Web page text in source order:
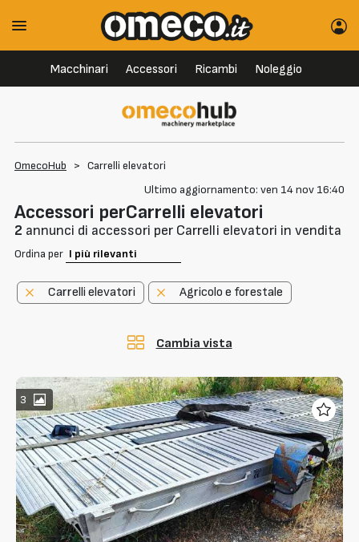
Macchinari Accessori Ricambi Noleggio
OmecoHub > Carrelli elevatori
Ultimo aggiornamento: ven 14 nov 16:40
Accessori perCarrelli elevatori
2 annunci di accessori per Carrelli elevatori in vendita
Ordina per
Carrelli elevatori Agricolo e forestale
Cambia vista
3